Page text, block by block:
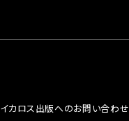
イカロス出版へのお問い合わせ